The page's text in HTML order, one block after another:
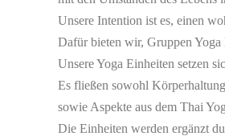
Unsere Intention ist es, einen
Dafür bieten wir, Gruppen
Unsere Yoga Einheiten setzen
Es fließen sowohl
sowie Aspekte aus dem Thai
Die Einheiten werden ergänzt